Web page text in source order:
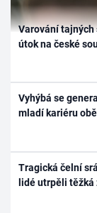
Varování tajných
útok na české
Vyhýbá se
mladí kariéru
Tragická čelní
lidé utrpěli